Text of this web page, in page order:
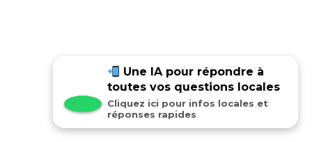
Une IA pour répondre à
toutes vos questions locales
Cliquez ici pour infos locales et
réponses rapides